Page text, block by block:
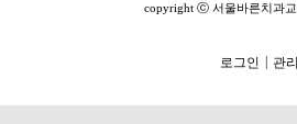
copyright ⓒ 서울바른치과
로그인 관